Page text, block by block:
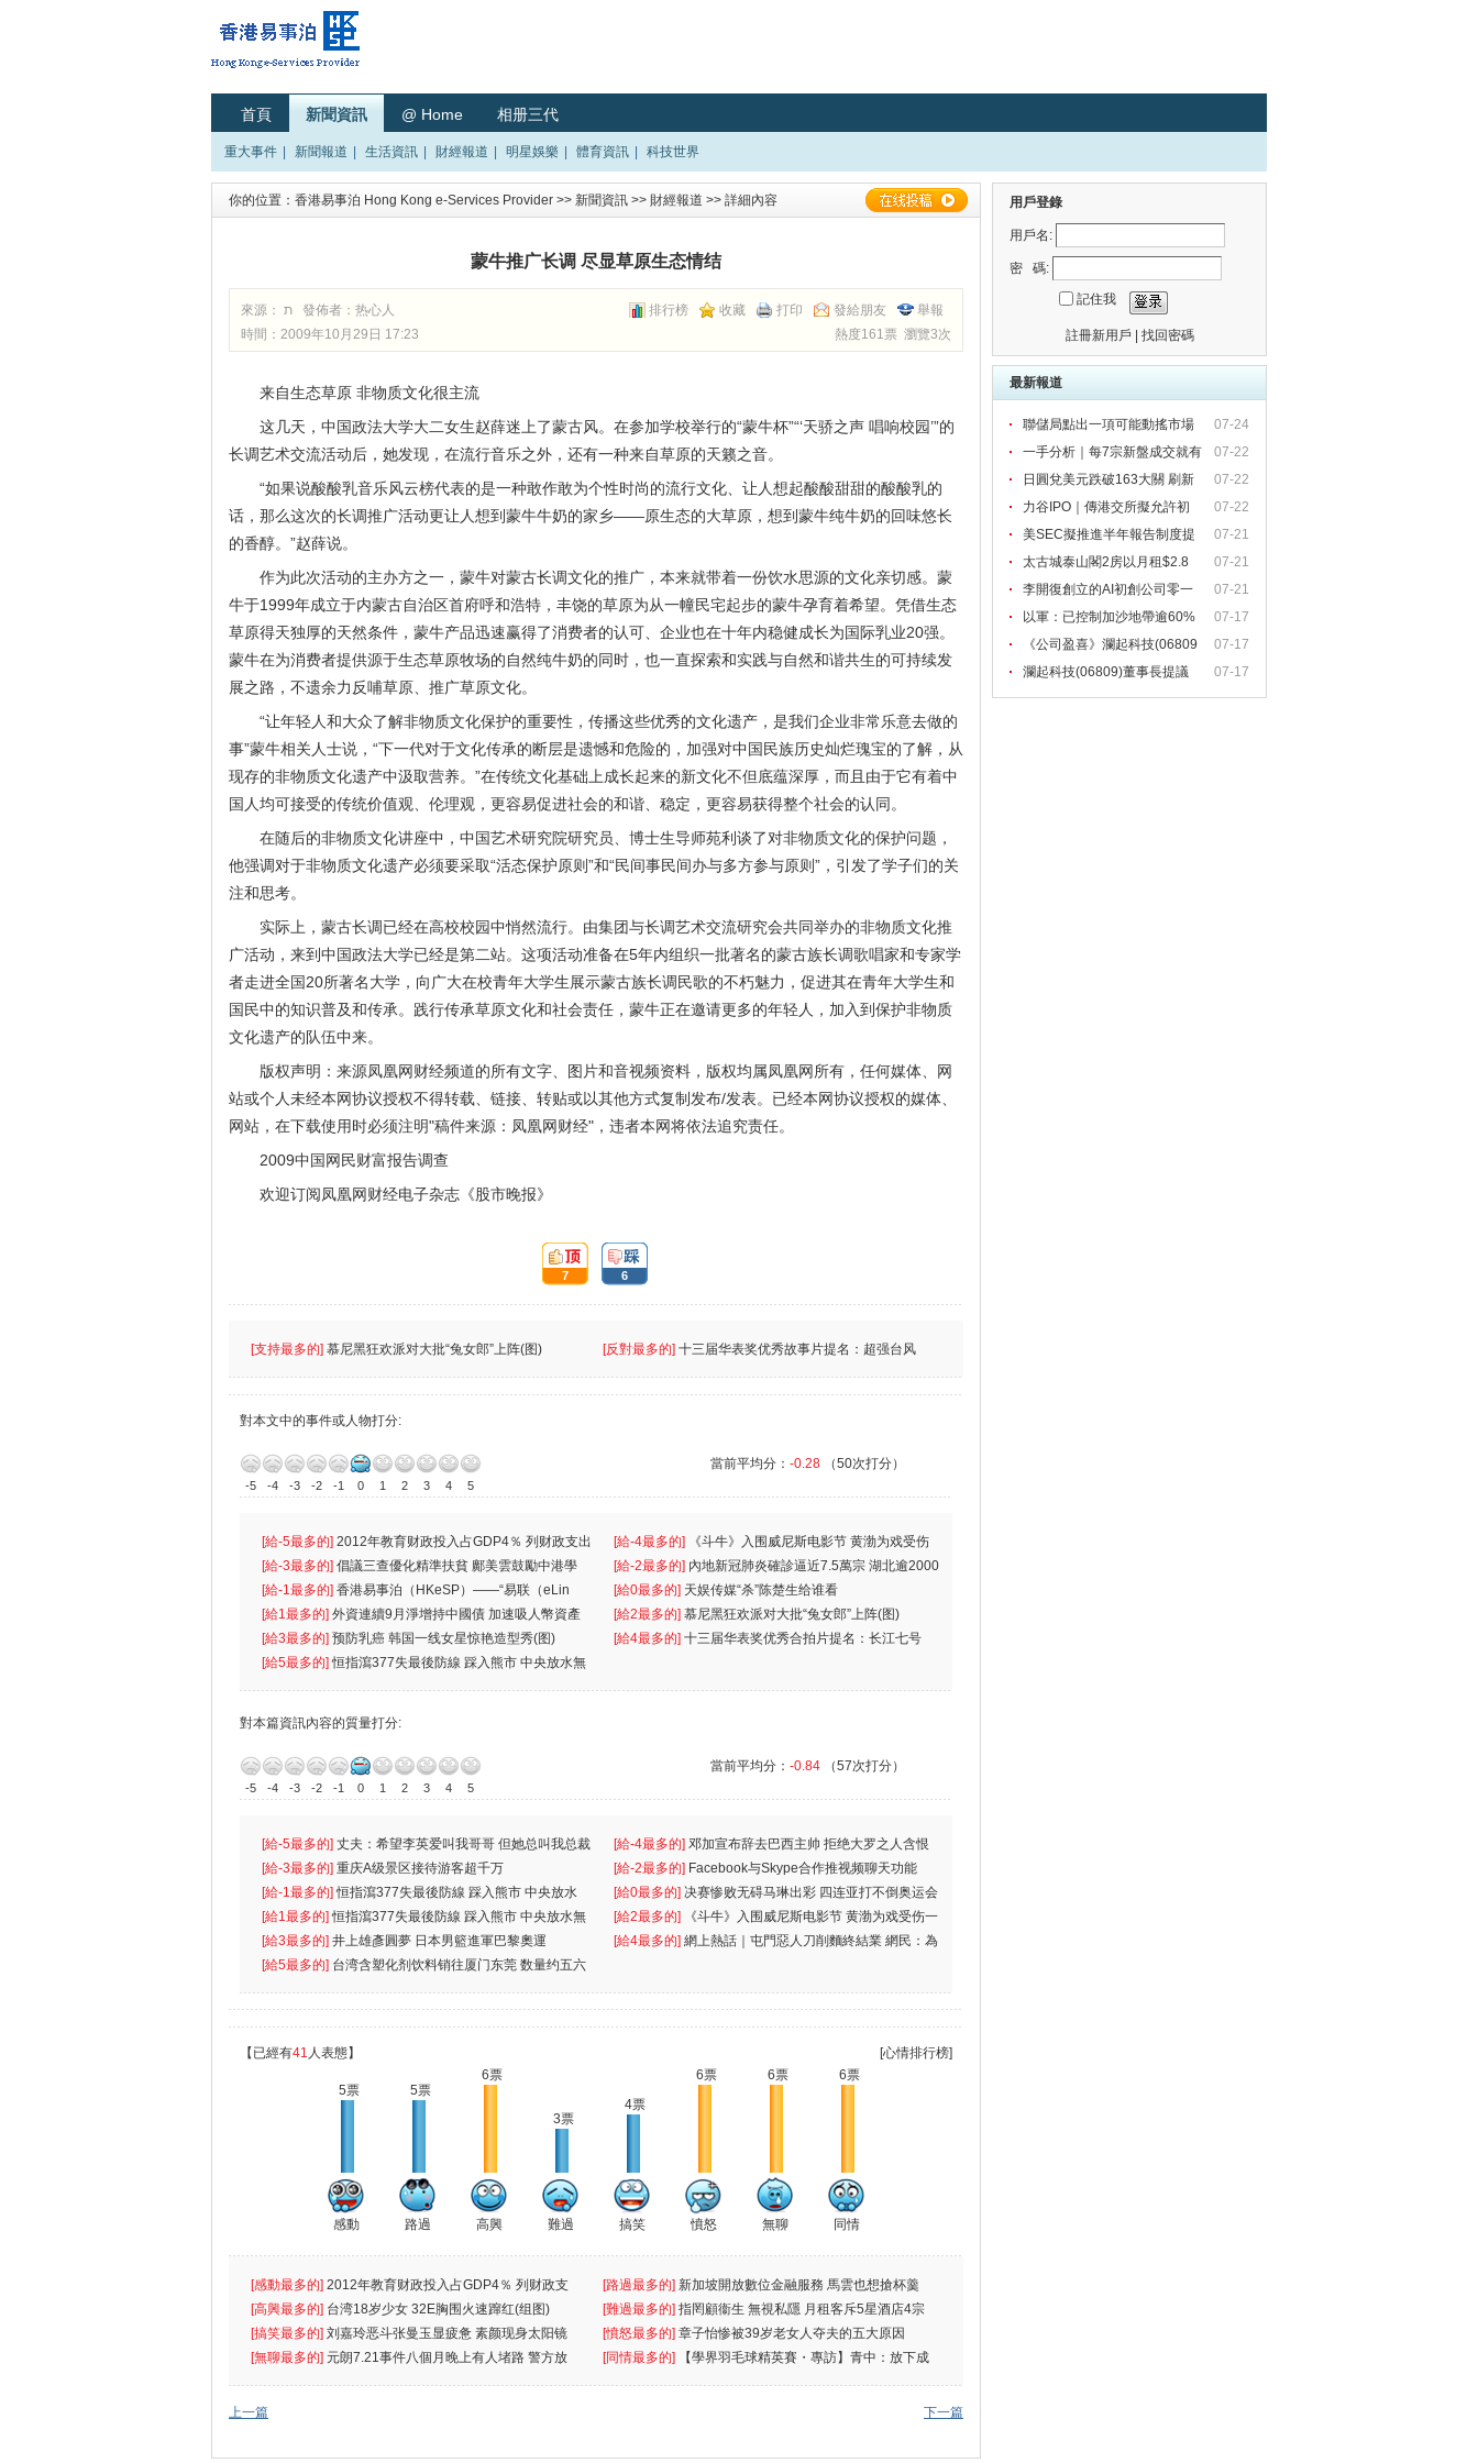
首頁 新聞資訊 @ Home 相册三代
重大事件 新聞報道 生活資訊 財經報道 明星娛樂 體育資訊 科技世界
你的位置： 香港易事泊 Hong Kong e-Services Provider >> 新聞資訊 >> 財經報道 >> 詳細內容
蒙牛推广长调 尽显草原生态情结
排行榜 收藏 打印 發給朋友 舉報 來源： ת 發佈者： 热心人
熱度161票 瀏覽3次
時間：2009年10月29日 17:23
来自生态草原 非物质文化很主流
这几天，中国政法大学大二女生赵薛迷上了蒙古风。在参加学校举行的“蒙牛杯”“‘天骄之声 唱响校园’”的
长调艺术交流活动后，她发现，在流行音乐之外，还有一种来自草原的天籁之音。
“如果说酸酸乳音乐风云榜代表的是一种敢作敢为个性时尚的流行文化、让人想起酸酸甜甜的酸酸乳的
话，那么这次的长调推广活动更让人想到蒙牛牛奶的家乡——原生态的大草原，想到蒙牛纯牛奶的回味悠长
的香醇。”赵薛说。
作为此次活动的主办方之一，蒙牛对蒙古长调文化的推广，本来就带着一份饮水思源的文化亲切感。蒙
牛于1999年成立于内蒙古自治区首府呼和浩特，丰饶的草原为从一幢民宅起步的蒙牛孕育着希望。凭借生态
草原得天独厚的天然条件，蒙牛产品迅速赢得了消费者的认可、企业也在十年内稳健成长为国际乳业20强。
蒙牛在为消费者提供源于生态草原牧场的自然纯牛奶的同时，也一直探索和实践与自然和谐共生的可持续发
展之路，不遗余力反哺草原、推广草原文化。
“让年轻人和大众了解非物质文化保护的重要性，传播这些优秀的文化遗产，是我们企业非常乐意去做的
事”蒙牛相关人士说，“下一代对于文化传承的断层是遗憾和危险的，加强对中国民族历史灿烂瑰宝的了解，从
现存的非物质文化遗产中汲取营养。”在传统文化基础上成长起来的新文化不但底蕴深厚，而且由于它有着中
国人均可接受的传统价值观、伦理观，更容易促进社会的和谐、稳定，更容易获得整个社会的认同。
在随后的非物质文化讲座中，中国艺术研究院研究员、博士生导师苑利谈了对非物质文化的保护问题，
他强调对于非物质文化遗产必须要采取“活态保护原则”和“民间事民间办与多方参与原则”，引发了学子们的关
注和思考。
实际上，蒙古长调已经在高校校园中悄然流行。由集团与长调艺术交流研究会共同举办的非物质文化推
广活动，来到中国政法大学已经是第二站。这项活动准备在5年内组织一批著名的蒙古族长调歌唱家和专家学
者走进全国20所著名大学，向广大在校青年大学生展示蒙古族长调民歌的不朽魅力，促进其在青年大学生和
国民中的知识普及和传承。践行传承草原文化和社会责任，蒙牛正在邀请更多的年轻人，加入到保护非物质
文化遗产的队伍中来。
版权声明：来源凤凰网财经频道的所有文字、图片和音视频资料，版权均属凤凰网所有，任何媒体、网
站或个人未经本网协议授权不得转载、链接、转贴或以其他方式复制发布/发表。已经本网协议授权的媒体、
网站，在下载使用时必须注明"稿件来源：凤凰网财经"，违者本网将依法追究责任。
2009中国网民财富报告调查
欢迎订阅凤凰网财经电子杂志《股市晚报》
頂:
7
踩:
6
[支持最多的] 慕尼黑狂欢派对大批“兔女郎”上阵(图) [反對最多的] 十三届华表奖优秀故事片提名：超强台风
對本文中的事件或人物打分:
-5 -4 -3 -2 -1 0 1 2 3 4 5
當前平均分： -0.28 （50次打分）
[給-5最多的] 2012年教育财政投入占GDP4％ 列财政支出
首位
[給-4最多的]
《斗牛》入围威尼斯电影节 黄渤为戏受伤
一
[給-3最多的] 倡議三查優化精準扶貧 鄺美雲鼓勵中港學
生
[給-2最多的] 內地新冠肺炎確診逼近7.5萬宗 湖北逾2000
人
[給-1最多的] 香港易事泊（HKeSP）——“易联（eLin
k）”项目
[給0最多的] 天娱传媒“杀”陈楚生给谁看
[給1最多的] 外資連續9月淨增持中國債 加速吸人幣資產 [給2最多的] 慕尼黑狂欢派对大批“兔女郎”上阵(图)
[給3最多的] 预防乳癌 韩国一线女星惊艳造型秀(图) [給4最多的] 十三届华表奖优秀合拍片提名：长江七号
[給5最多的]恒指瀉377失最後防線 踩入熊市 中央放水無
對本篇資訊內容的質量打分:
-5 -4 -3 -2 -1 0 1 2 3 4 5
當前平均分： -0.84 （57次打分）
[給-5最多的] 丈夫：希望李英爱叫我哥哥 但她总叫我总裁
先
[給-4最多的] 邓加宣布辞去巴西主帅 拒绝大罗之人含恨
离
[給-3最多的] 重庆A级景区接待游客超千万 [給-2最多的] Facebook与Skype合作推视频聊天功能
[給-1最多的]恒指瀉377失最後防線 踩入熊市 中央放水
無
[給0最多的] 决赛惨败无碍马琳出彩 四连亚打不倒奥运会
[給1最多的]恒指瀉377失最後防線 踩入熊市 中央放水無 [給2最多的]
《斗牛》入围威尼斯电影节 黄渤为戏受伤一
[給3最多的] 井上雄彥圓夢 日本男籃進軍巴黎奧運 [給4最多的] 網上熱話｜屯門惡人刀削麵終結業 網民：為
[給5最多的] 台湾含塑化剂饮料销往厦门东莞 数量约五六
[心情排行榜]
【已經有41 人表態】
5票
感動
5票
路過
6票
高興
3票
難過
4票
搞笑
6票
憤怒
6票
無聊
6票
同情
[感動最多的] 2012年教育财政投入占GDP4％ 列财政支
出首位
[路過最多的] 新加坡開放數位金融服務 馬雲也想搶杯羹
[高興最多的] 台湾18岁少女 32E胸围火速蹿红(组图) [難過最多的] 指罔顧衞生 無視私隱 月租客斥5星酒店4宗
罪
[搞笑最多的] 刘嘉玲恶斗张曼玉显疲惫 素颜现身太阳镜
遮
[憤怒最多的] 章子怡惨被39岁老女人夺夫的五大原因
[無聊最多的] 元朗7.21事件八個月晚上有人堵路 警方放
催
[同情最多的]
【學界羽毛球精英賽・專訪】青中：放下成
敗
上一篇
下一篇
用戶登錄
用戶名:
密 碼:
記住我
註冊新用戶 找回密碼
最新報道
07-24
聯儲局點出一項可能動搖市場
07-22
一手分析｜每7宗新盤成交就有
1
07-22
日圓兌美元跌破163大關 刷新
07-22
力谷IPO｜傳港交所擬允許初
創
07-21
美SEC擬推進半年報告制度提
07-21
太古城泰山閣2房以月租$2.8
07-21
李開復創立的AI初創公司零一
07-17
以軍：已控制加沙地帶逾60%
區
07-17
《公司盈喜》瀾起科技(06809
07-17
瀾起科技(06809)董事長提議